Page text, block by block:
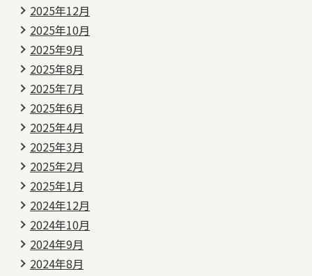
2025年12月
2025年10月
2025年9月
2025年8月
2025年7月
2025年6月
2025年4月
2025年3月
2025年2月
2025年1月
2024年12月
2024年10月
2024年9月
2024年8月